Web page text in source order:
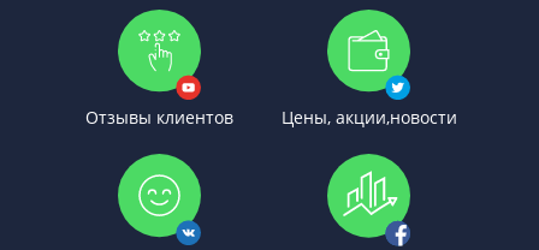
Отзывы клиентов Цены, акции,новости